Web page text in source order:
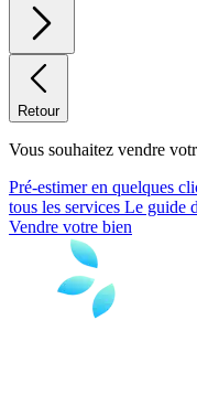
Retour
Vous souhaitez vendre
Pré-estimer en quelques
tous les services Le guide
Vendre votre bien